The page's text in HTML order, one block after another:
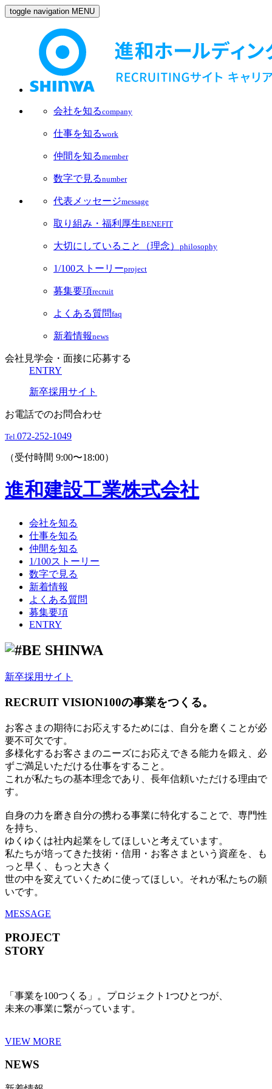
toggle navigation MENU
会社を知るcompany
仕事を知るwork
仲間を知るmember
数字で見るnumber
代表メッセージmessage
取り組み・福利厚生BENEFIT
大切にしていること（理念） philosophy
1/100ストーリーproject
募集要項recruit
よくある質問faq
新着情報news
会社見学会・面接に応募する
ENTRY
新卒採用サイト
お電話でのお問合わせ
Tel.072-252-1049
（受付時間 9:00〜18:00）
進和建設工業株式会社
会社を知る
仕事を知る
仲間を知る
1/100ストーリー
数字で見る
新着情報
よくある質問
募集要項
ENTRY
新卒採用サイト
RECRUIT VISION100の事業をつくる。
お客さまの期待にお応えするためには、自分を磨くことが必
要不可欠です。
多様化するお客さまのニーズにお応えできる能力を鍛え、必
ずご満足いただける仕事をすること。
これが私たちの基本理念であり、長年信頼いただける理由で
す。
自身の力を磨き自分の携わる事業に特化することで、専門性
を持ち、
ゆくゆくは社内起業をしてほしいと考えています。
私たちが培ってきた技術・信用・お客さまという資産を、も
っと早く、もっと大きく
世の中を変えていくために使ってほしい。それが私たちの願
いです。
MESSAGE
PROJECT
STORY
「事業を100つくる」。プロジェクト1つひとつが、
未来の事業に繋がっています。
VIEW MORE
NEWS